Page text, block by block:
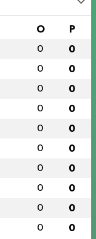
O P
0 0
0 0
0 0
0 0
0 0
0 0
0 0
0 0
0 0
0 0